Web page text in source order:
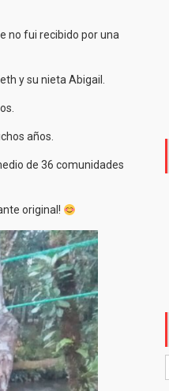
no fui recibido por una
y su nieta Abigail.
años.
de 36 comunidades
original!